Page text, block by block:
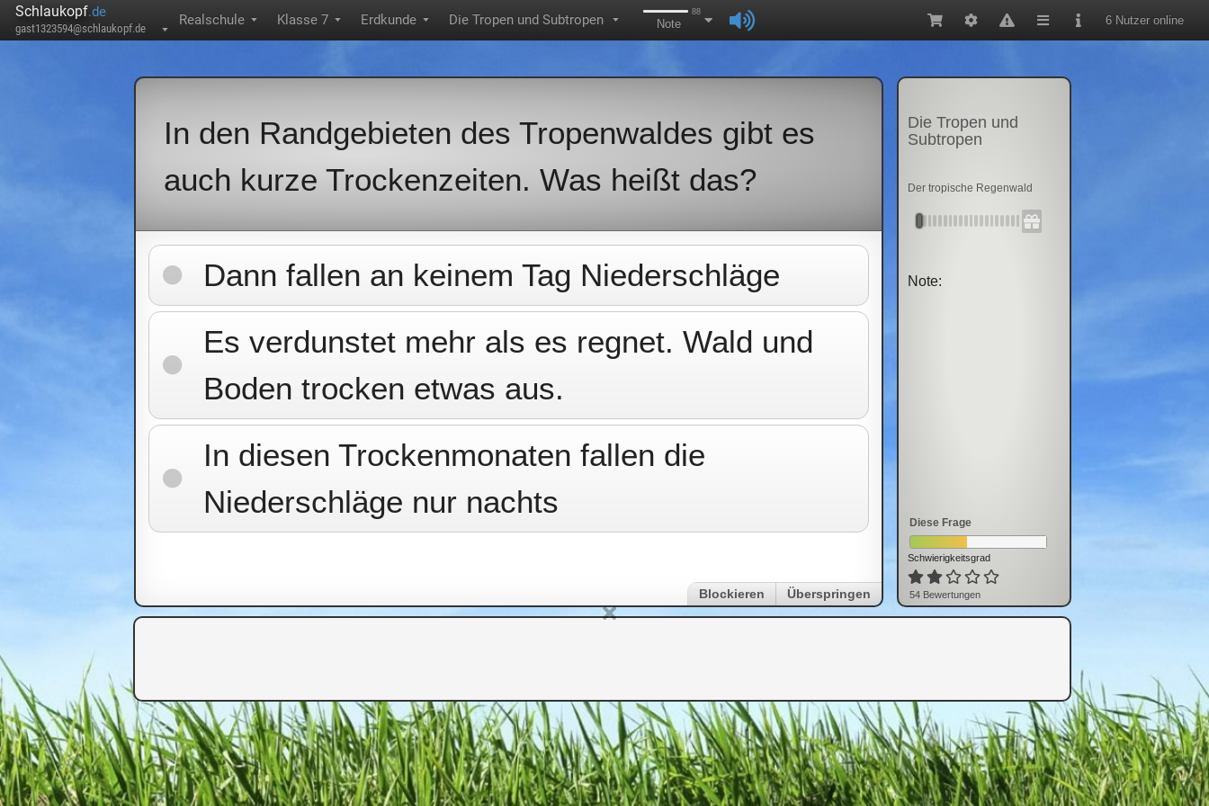
Schlaukopf.de
gast1323594@schlaukopf.de ▼
Realschule ▼ Klasse 7 ▼ Erdkunde ▼ Die Tropen und Subtropen ▼
88
Note 6 Nutzer online
In den Randgebieten des Tropenwaldes gibt es
auch kurze Trockenzeiten. Was heißt das?
Dann fallen an keinem Tag Niederschläge
Es verdunstet mehr als es regnet. Wald und
Boden trocken etwas aus.
In diesen Trockenmonaten fallen die
Niederschläge nur nachts
Blockieren Überspringen
Die Tropen und
Subtropen
Der tropische Regenwald
Note:
Diese Frage
Schwierigkeitsgrad
54 Bewertungen